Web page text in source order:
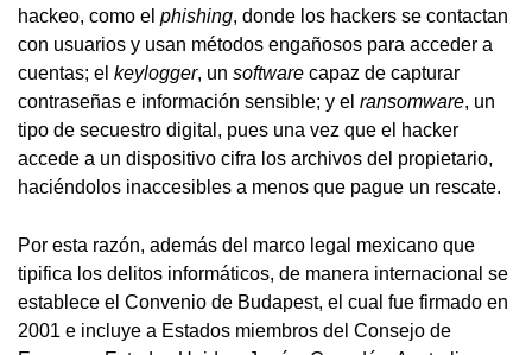
hackeo, como el phishing, donde los hackers se contactan
con usuarios y usan métodos engañosos para acceder a
cuentas; el keylogger, un software capaz de capturar
contraseñas e información sensible; y el ransomware, un
tipo de secuestro digital, pues una vez que el hacker
accede a un dispositivo cifra los archivos del propietario,
haciéndolos inaccesibles a menos que pague un rescate.
Por esta razón, además del marco legal mexicano que
tipifica los delitos informáticos, de manera internacional se
establece el Convenio de Budapest, el cual fue firmado en
2001 e incluye a Estados miembros del Consejo de